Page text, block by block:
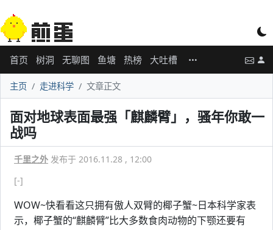
首页 树洞 无聊图 鱼塘 热榜 大吐槽
主页 走进科学 文章正文
面对地球表面最强「麒麟臂」，骚年你敢一
战吗
千里之外 发布于 2016.11.28 , 12:00
[-]
WOW~快看看这只拥有傲人双臂的椰子蟹~日本科学家表
示，椰子蟹的“麒麟臂”比大多数食肉动物的下颚还要有